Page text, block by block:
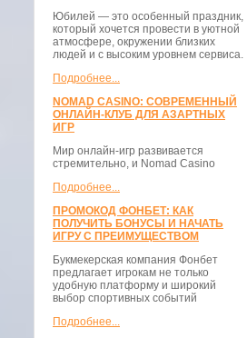
Юбилей — это особенный праздник,
который хочется провести в уютной
атмосфере, окружении близких
людей и с высоким уровнем сервиса.
Подробнее...
NOMAD CASINO: СОВРЕМЕННЫЙ
ОНЛАЙН-КЛУБ ДЛЯ АЗАРТНЫХ
ИГР
Мир онлайн-игр развивается
стремительно, и Nomad Casino
Подробнее...
ПРОМОКОД ФОНБЕТ: КАК
ПОЛУЧИТЬ БОНУСЫ И НАЧАТЬ
ИГРУ С ПРЕИМУЩЕСТВОМ
Букмекерская компания Фонбет
предлагает игрокам не только
удобную платформу и широкий
выбор спортивных событий
Подробнее...